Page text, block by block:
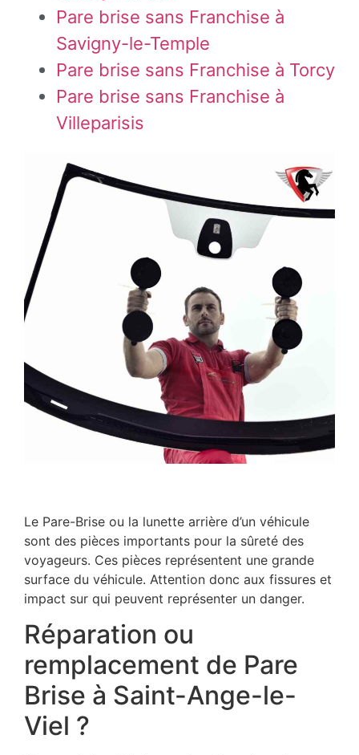
Pare brise sans Franchise à
Savigny-le-Temple
Pare brise sans Franchise à Torcy
Pare brise sans Franchise à
Villeparisis
Le Pare-Brise ou la lunette arrière d’un véhicule
sont des pièces importants pour la sûreté des
voyageurs. Ces pièces représentent une grande
surface du véhicule. Attention donc aux fissures et
impact sur qui peuvent représenter un danger.
Réparation ou
remplacement de Pare
Brise à Saint-Ange-le-
Viel ?